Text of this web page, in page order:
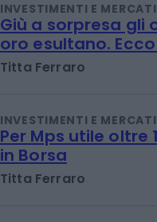
INVESTIMENTI E MERCATI
Giù a sorpresa gli
oro esultano.
Titta Ferraro
INVESTIMENTI E MERCATI
Per Mps utile
in Borsa
Titta Ferraro